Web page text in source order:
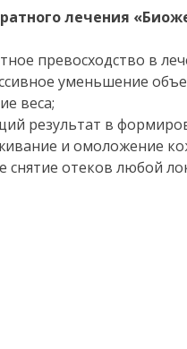
лечения
превосходство в
уменьшение
веса;
результат в
и омоложение
снятие отеков любой